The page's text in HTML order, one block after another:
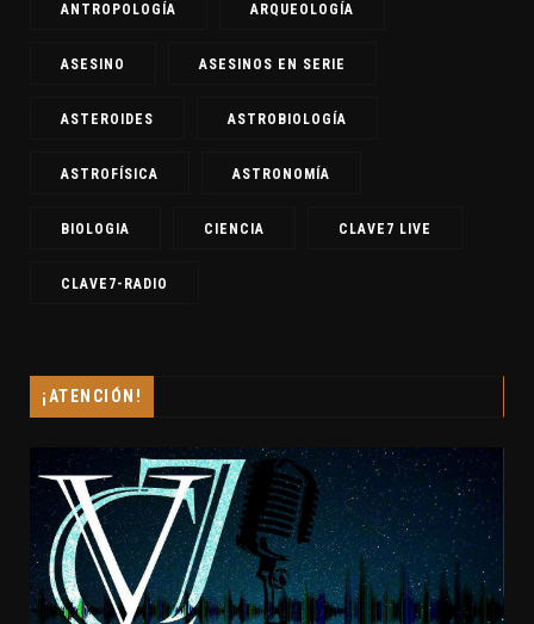
ANTROPOLOGÍA ARQUEOLOGÍA
ASESINO ASESINOS EN SERIE
ASTEROIDES ASTROBIOLOGÍA
ASTROFÍSICA ASTRONOMÍA
BIOLOGIA CIENCIA CLAVE7 LIVE
CLAVE7-RADIO
¡ATENCIÓN!